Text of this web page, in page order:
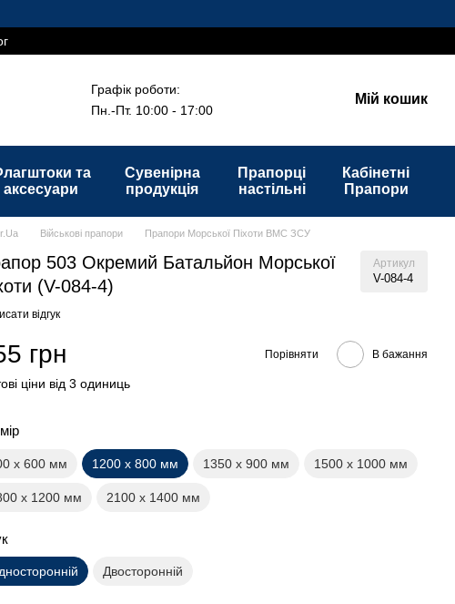
Графік роботи:
Пн.-Пт. 10:00 - 17:00
Мій кошик
та
аксесуари
Сувенірна
продукція
Прапорці
настільні
Кабінетні
Прапори
Військові прапори Прапори Морської Піхоти ВМС ЗСУ
503 Окремий Батальйон Морської
(V-084-4)
Артикул
V-084-4
відгук
грн Порівняти В бажання
ціни від 3 одиниць
х 600 мм 1200 х 800 мм 1350 х 900 мм 1500 х 1000 мм
х 1200 мм 2100 х 1400 мм
Двосторонній